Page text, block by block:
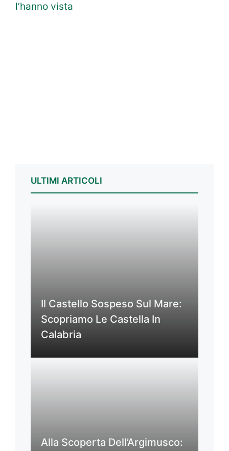
l’hanno vista
ULTIMI ARTICOLI
Il Castello Sospeso Sul Mare:
Scopriamo Le Castella In
Calabria
Alla Scoperta Dell’Argimusco: